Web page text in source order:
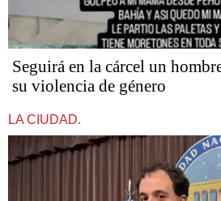
Seguirá en la cárcel un
su violencia de género
LA CIUDAD.